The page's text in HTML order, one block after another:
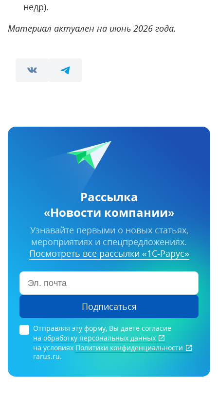
недр).
Материал актуален на июнь 2026 года.
Рассылка
«Новости компании»
Узнавайте первыми о новых статьях,
мероприятиях и спецпредложениях.
Посмотреть все рассылки «1С‑Рарус»
Подписаться
Отправляя эту форму, Вы даете согласие
на обработку персональных данных
на условиях Политики конфиденциальности
rarus.ru.